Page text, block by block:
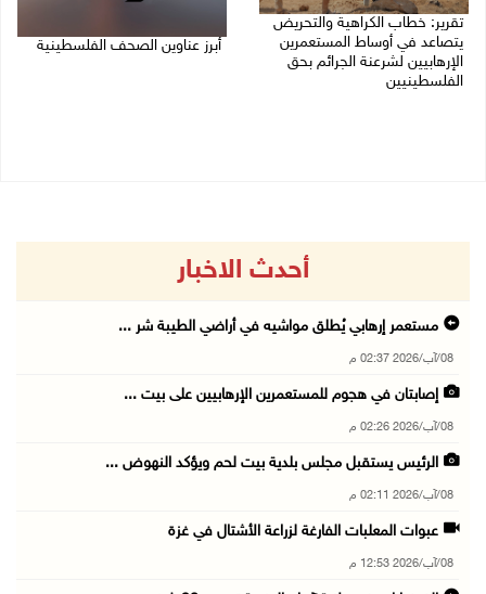
تقرير: خطاب الكراهية والتحريض
يتصاعد في أوساط المستعمرين
الإرهابيين لشرعنة الجرائم بحق
الفلسطينيين
أبرز عناوين الصحف الفلسطينية
أحدث الاخبار
مستعمر إرهابي يُطلق مواشيه في أراضي الطيبة شر ...
08/آب/2026 02:37 م
إصابتان في هجوم للمستعمرين الإرهابيين على بيت ...
08/آب/2026 02:26 م
الرئيس يستقبل مجلس بلدية بيت لحم ويؤكد النهوض ...
08/آب/2026 02:11 م
عبوات المعلبات الفارغة لزراعة الأشتال في غزة
08/آب/2026 12:53 م